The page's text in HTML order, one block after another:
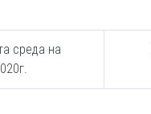
среда на